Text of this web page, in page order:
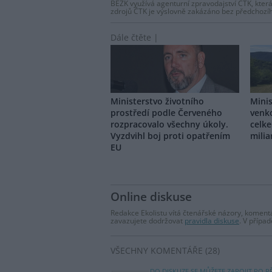
BEZK využívá agenturní zpravodajství ČTK,
zdrojů ČTK je výslovně zakázáno bez
Dále čtěte |
Ministerstvo životního
prostředí podle Červeného
rozpracovalo všechny úkoly.
Vyzdvihl boj proti opatřením
EU
Online diskuse
Redakce Ekolistu vítá čtenářské názory,
zavazujete dodržovat pravidla diskuse. V
VŠECHNY KOMENTÁŘE (28)